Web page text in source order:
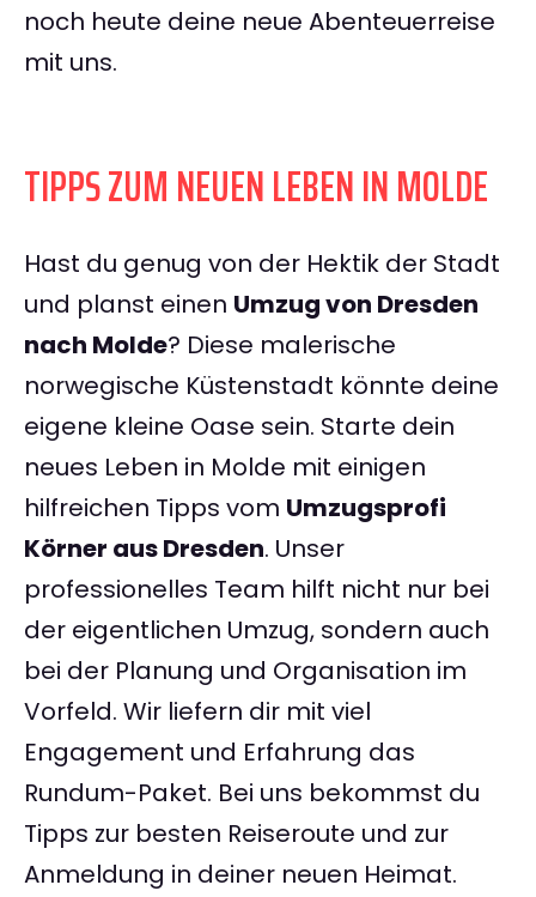
noch heute deine neue Abenteuerreise
mit uns.
TIPPS ZUM NEUEN LEBEN IN MOLDE
Hast du genug von der Hektik der Stadt
und planst einen Umzug von Dresden
nach Molde? Diese malerische
norwegische Küstenstadt könnte deine
eigene kleine Oase sein. Starte dein
neues Leben in Molde mit einigen
hilfreichen Tipps vom Umzugsprofi
Körner aus Dresden. Unser
professionelles Team hilft nicht nur bei
der eigentlichen Umzug, sondern auch
bei der Planung und Organisation im
Vorfeld. Wir liefern dir mit viel
Engagement und Erfahrung das
Rundum-Paket. Bei uns bekommst du
Tipps zur besten Reiseroute und zur
Anmeldung in deiner neuen Heimat.